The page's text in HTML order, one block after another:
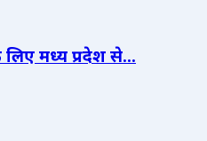
लिए मध्य प्रदेश से...